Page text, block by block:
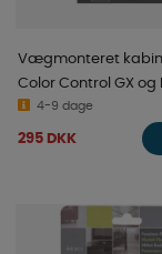
Vægmonteret
Color Control GX og
MPPT4-9 dage
295 DKK